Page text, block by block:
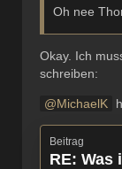
Oh nee
Okay. Ich
schreiben:
MichaelK
Beitrag
RE: Was